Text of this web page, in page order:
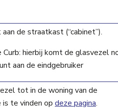
de straatkast (“cabinet”).
hierbij komt de glasvezel
aan de eindgebruiker
tot in de woning van de
te vinden op deze pagina.